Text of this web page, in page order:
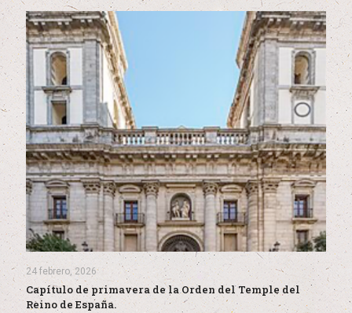
24 febrero, 2026
Capítulo de primavera de la Orden del Temple del
Reino de España.